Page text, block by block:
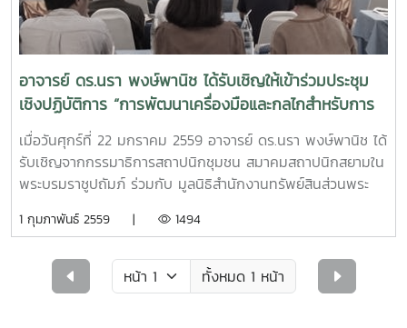
อาจารย์ ดร.นรา พงษ์พานิช ได้รับเชิญให้เข้าร่วมประชุม
เชิงปฏิบัติการ “การพัฒนาเครื่องมือและกลไกสำหรับการ
ฟื้นฟูเมืองและย่านชุมชนเก่า”
เมื่อวันศุกร์ที่ 22 มกราคม 2559 อาจารย์ ดร.นรา พงษ์พานิช ได้
รับเชิญจากกรรมาธิการสถาปนิกชุมชน สมาคมสถาปนิกสยามใน
พระบรมราชูปถัมภ์ ร่วมกับ มูลนิธิสำนักงานทรัพย์สินส่วนพระ
ให้เข้าร่วมประชุมเชิงปฏิบัติการ “การพัฒนาเครื่องมือและกลไก
อำเภอหาดใหญ่ จังหวัดสงขลา เพื่อมุ่งหวังให้เกิดการเชื่อมโยง
ภาคีการทำงานส่วนภูมิภาค (ภาคใต้) ในการฟื้นฟูชุมชนทั้งใน
1 กุมภาพันธ์ 2559 | 1494
ทั้งหมด 1 หน้า